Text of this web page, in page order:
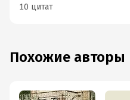
10 цитат
Похожие авторы